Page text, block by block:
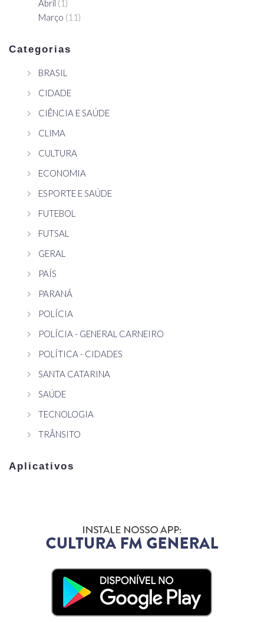
Abril (1)
Março (11)
Categorias
BRASIL
CIDADE
CIÊNCIA E SAÚDE
CLIMA
CULTURA
ECONOMIA
ESPORTE E SAÚDE
FUTEBOL
FUTSAL
GERAL
PAÍS
PARANÁ
POLÍCIA
POLÍCIA - GENERAL CARNEIRO
POLÍTICA - CIDADES
SANTA CATARINA
SAÚDE
TECNOLOGIA
TRÂNSITO
Aplicativos